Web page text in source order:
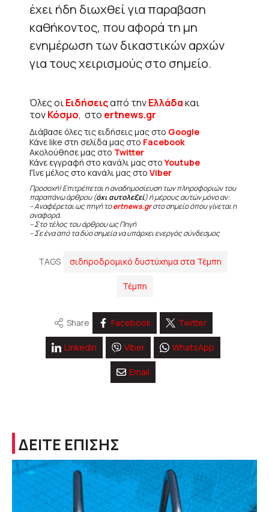
έχει ήδη διωχθεί για παραβαση
καθήκοντος, που αφορά τη μη
ενημέρωση των δικαστικών αρχών
για τους χειρισμούς στο σημείο.
Όλες οιΕιδήσειςαπό τηνΕλλάδακαι
τονΚόσμο, στο ertnews.gr
Διάβασε όλες τις ειδήσεις μας στο Google
Κάνε like στη σελίδα μας στο Facebook
Ακολούθησε μας στο Twitter
Κάνε εγγραφή στο κανάλι μας στοYoutube
Γίνε μέλος στο κανάλι μας στο Viber
Προσοχή! Επιτρέπεται η αναδημοσίευση των πληροφοριών του
παραπάνω άρθρου (όχι αυτολεξεί) ή μέρους αυτών μόνο αν:
– Αναφέρεται ως πηγή τοertnews.grστο σημείο όπου γίνεται η
αναφορά.
– Στο τέλος του άρθρου ως Πηγή
– Σε ένα από τα δύο σημεία να υπάρχει ενεργός σύνδεσμος
TAGS σιδηροδρομικό δυστύχημα στα Τέμπη
Τέμπη
Share Facebook Twitter
Linkedin Viber WhatsApp
Email
ΔΕΙΤΕ ΕΠΙΣΗΣ